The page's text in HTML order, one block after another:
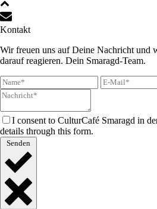
Kontakt
Wir freuen uns auf Deine Nachricht und
darauf reagieren. Dein Smaragd-Team.
I consent to CulturCafé Smaragd in
details through this form.
Senden